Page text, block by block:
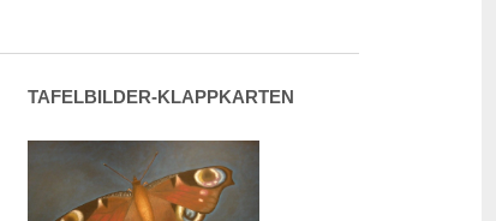
TAFELBILDER-KLAPPKARTEN